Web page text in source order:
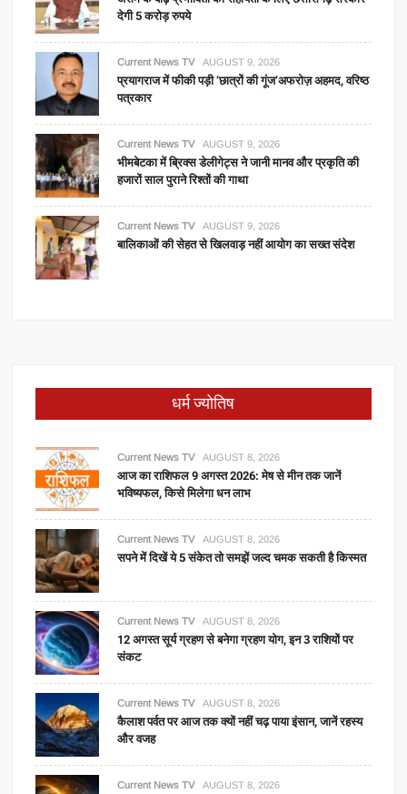
देगी 5 करोड़ रुपये
Current News TV AUGUST 9, 2026
प्रयागराज में फीकी पड़ी ‘छात्रों की गूंज’अफरोज़ अहमद, वरिष्ठ
पत्रकार
Current News TV AUGUST 9, 2026
भीमबेटका में ब्रिक्स डेलीगेट्स ने जानी मानव और प्रकृति की
हजारों साल पुराने रिश्तों की गाथा
Current News TV AUGUST 9, 2026
बालिकाओं की सेहत से खिलवाड़ नहीं आयोग का सख्त संदेश
धर्म ज्योतिष
Current News TV AUGUST 8, 2026
आज का राशिफल 9 अगस्त 2026: मेष से मीन तक जानें
भविष्यफल, किसे मिलेगा धन लाभ
Current News TV AUGUST 8, 2026
सपने में दिखें ये 5 संकेत तो समझें जल्द चमक सकती है किस्मत
Current News TV AUGUST 8, 2026
12 अगस्त सूर्य ग्रहण से बनेगा ग्रहण योग, इन 3 राशियों पर
संकट
Current News TV AUGUST 8, 2026
कैलाश पर्वत पर आज तक क्यों नहीं चढ़ पाया इंसान, जानें रहस्य
और वजह
Current News TV AUGUST 8, 2026